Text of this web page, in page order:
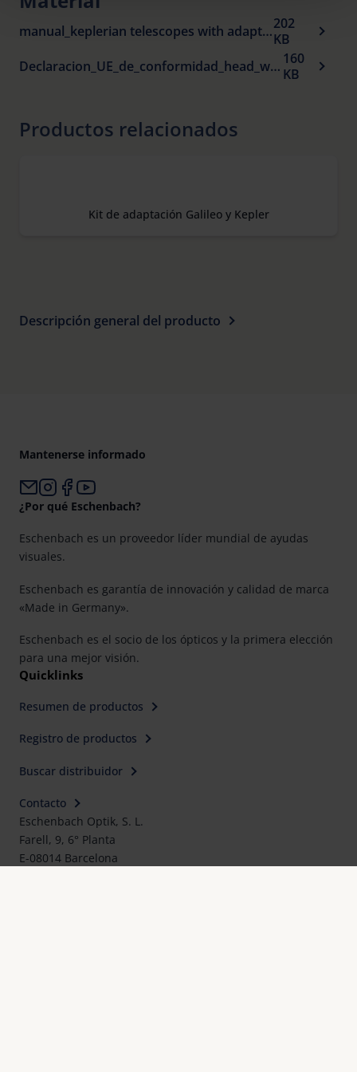
time and deselect cookies at any time (in the Privacy
Policy and in the footer of our website).
Further information on the procedures used and your
manual_keplerian telescopes with adapter.pdf202
KB
Declaracion_UE_de_conformidad_head_worn_visual_aids_es.pdf 160
KB
Productos relacionados
Kit de adaptación Galileo y Kepler
Descripción general del producto
Mantenerse informado
¿Por qué Eschenbach?
Eschenbach es un proveedor líder mundial de ayudas
visuales.
Eschenbach es garantía de innovación y calidad de marca
«Made in Germany».
Eschenbach es el socio de los ópticos y la primera elección
para una mejor visión.
Quicklinks
Resumen de productos
Registro de productos
Buscar distribuidor
Contacto
Eschenbach Optik, S. L.
Farell, 9, 6° Planta
E-08014 Barcelona